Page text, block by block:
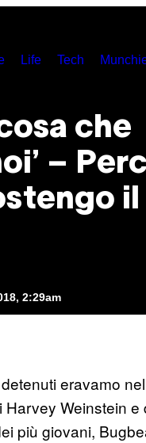
Life Tech
che
–
il
2:29am
eravamo
Weinstein
più giovani,